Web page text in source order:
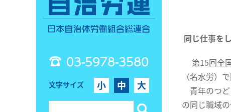
03-5978-3580
文字サイズ 小 中 大
同じ仕事を
第15回全
（名水労）
青年のつ
の同じ職域